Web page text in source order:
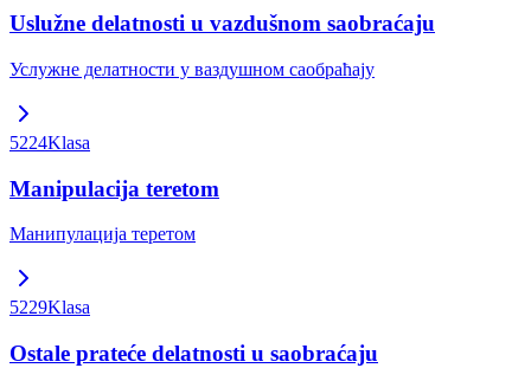
Uslužne delatnosti u vazdušnom saobraćaju
Услужне делатности у ваздушном саобраћају
5224Klasa
Manipulacija teretom
Манипулација теретом
5229Klasa
Ostale prateće delatnosti u saobraćaju